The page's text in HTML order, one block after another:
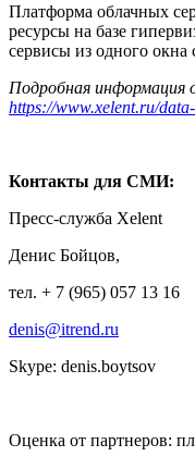
Платформа облачных
ресурсы на базе
сервисы из одного окна
Подробная информация
https://www.xelent.ru/
Контакты для СМИ:
Пресс-служба Xelent
Денис Бойцов,
тел. + 7 (965) 057 13 16
denis@itrend.ru
Skype: denis.boytsov
Оценка от партнеров: